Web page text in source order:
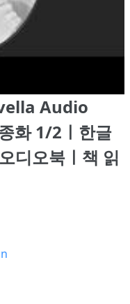
Audio
화 1/2ㅣ한글
디오북ㅣ책 읽